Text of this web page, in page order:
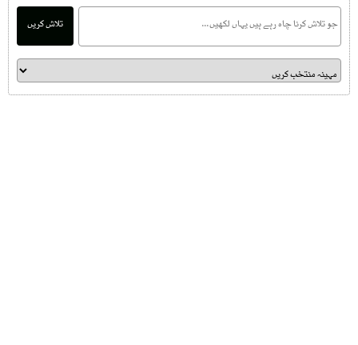
تلاش کریں